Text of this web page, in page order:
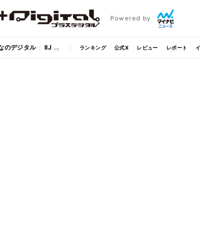
Powered by
のデジタル IIJ ランキング 公式X レビュー レポート